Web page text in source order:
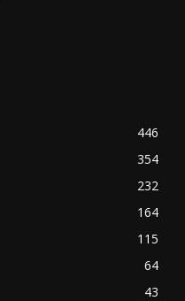
446
354
232
164
115
64
43